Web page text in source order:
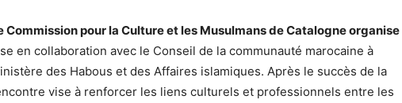
Commission pour la Culture et les Musulmans de Catalogne organise
en collaboration avec le Conseil de la communauté marocaine à
des Habous et des Affaires islamiques. Après le succès de la
vise à renforcer les liens culturels et professionnels entre les